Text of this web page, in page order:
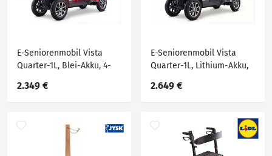
E-Seniorenmobil Vista
Quarter-1L, Blei-Akku, 4-
Sitz, Rot
2.349 €
E-Seniorenmobil Vista
Quarter-1L, Lithium-Akku,
Sitz, Grau
2.649 €